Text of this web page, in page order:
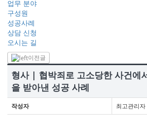
업무 분야
구성원
성공사례
상담 신청
오시는 길
이전글
형사 | 협박죄로 고소당한 사건에
을 받아낸 성공 사례
작성자 최고관리자